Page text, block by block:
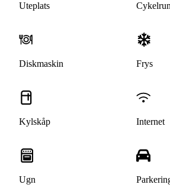
Uteplats
Diskmaskin Frys
Kylskåp Internet
Ugn